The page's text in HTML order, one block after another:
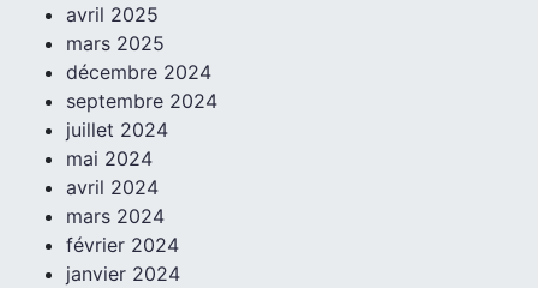
avril 2025
mars 2025
décembre 2024
septembre 2024
juillet 2024
mai 2024
avril 2024
mars 2024
février 2024
janvier 2024